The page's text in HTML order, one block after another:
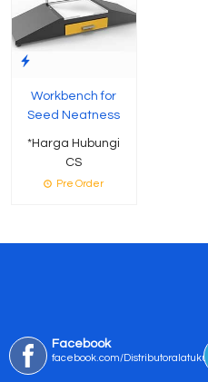
Workbench for
Seed Neatness
*Harga Hubungi
CS
Pre Order
Facebook
facebook.com/Distributoralatukur